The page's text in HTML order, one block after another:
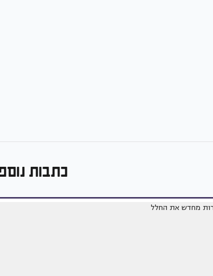
כתבות